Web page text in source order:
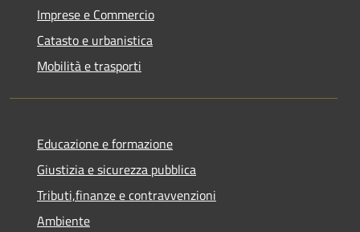
Imprese e Commercio
Catasto e urbanistica
Mobilità e trasporti
Educazione e formazione
Giustizia e sicurezza pubblica
Tributi,finanze e contravvenzioni
Ambiente